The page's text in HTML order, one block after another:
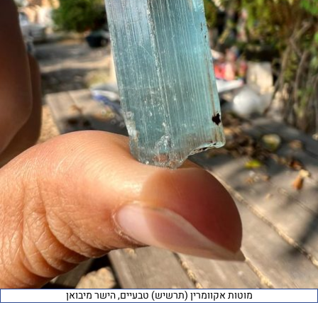
מוטות אקוומרין (תרשיש) טבעיים, הישר מיבואן